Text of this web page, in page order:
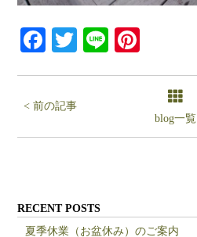
Facebook
Twitter
Line
< 前の記事
blog一覧
RECENT POSTS
夏季休業（お盆休み）のご案内